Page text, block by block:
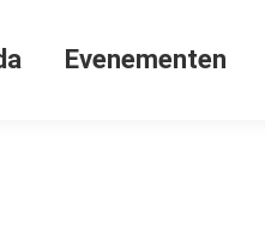
Evenementen